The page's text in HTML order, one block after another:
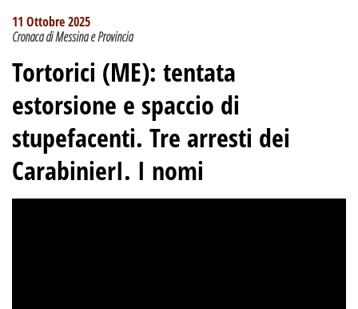
11 Ottobre 2025
Cronaca di Messina e Provincia
Tortorici (ME): tentata
estorsione e spaccio di
stupefacenti. Tre arresti dei
CarabinierI. I nomi